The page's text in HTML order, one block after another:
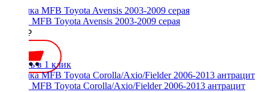
Рамка MFB Toyota Avensis 2003-2009 серая
2000 ₽
Купить в 1 клик
Рамка MFB Toyota Corolla/Axio/Fielder 2006-2013 антрацит